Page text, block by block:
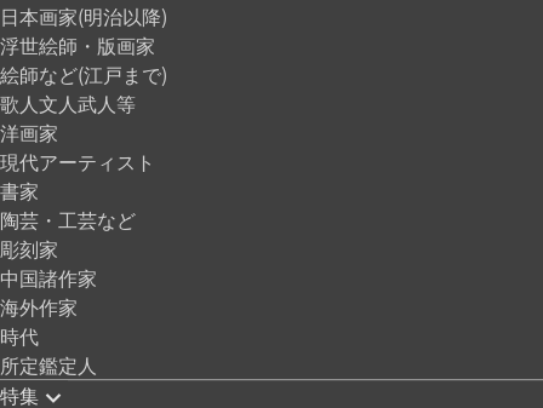
日本画家(明治以降)
浮世絵師・版画家
絵師など(江戸まで)
歌人文人武人等
洋画家
現代アーティスト
書家
陶芸・工芸など
彫刻家
中国諸作家
海外作家
時代
所定鑑定人
特集